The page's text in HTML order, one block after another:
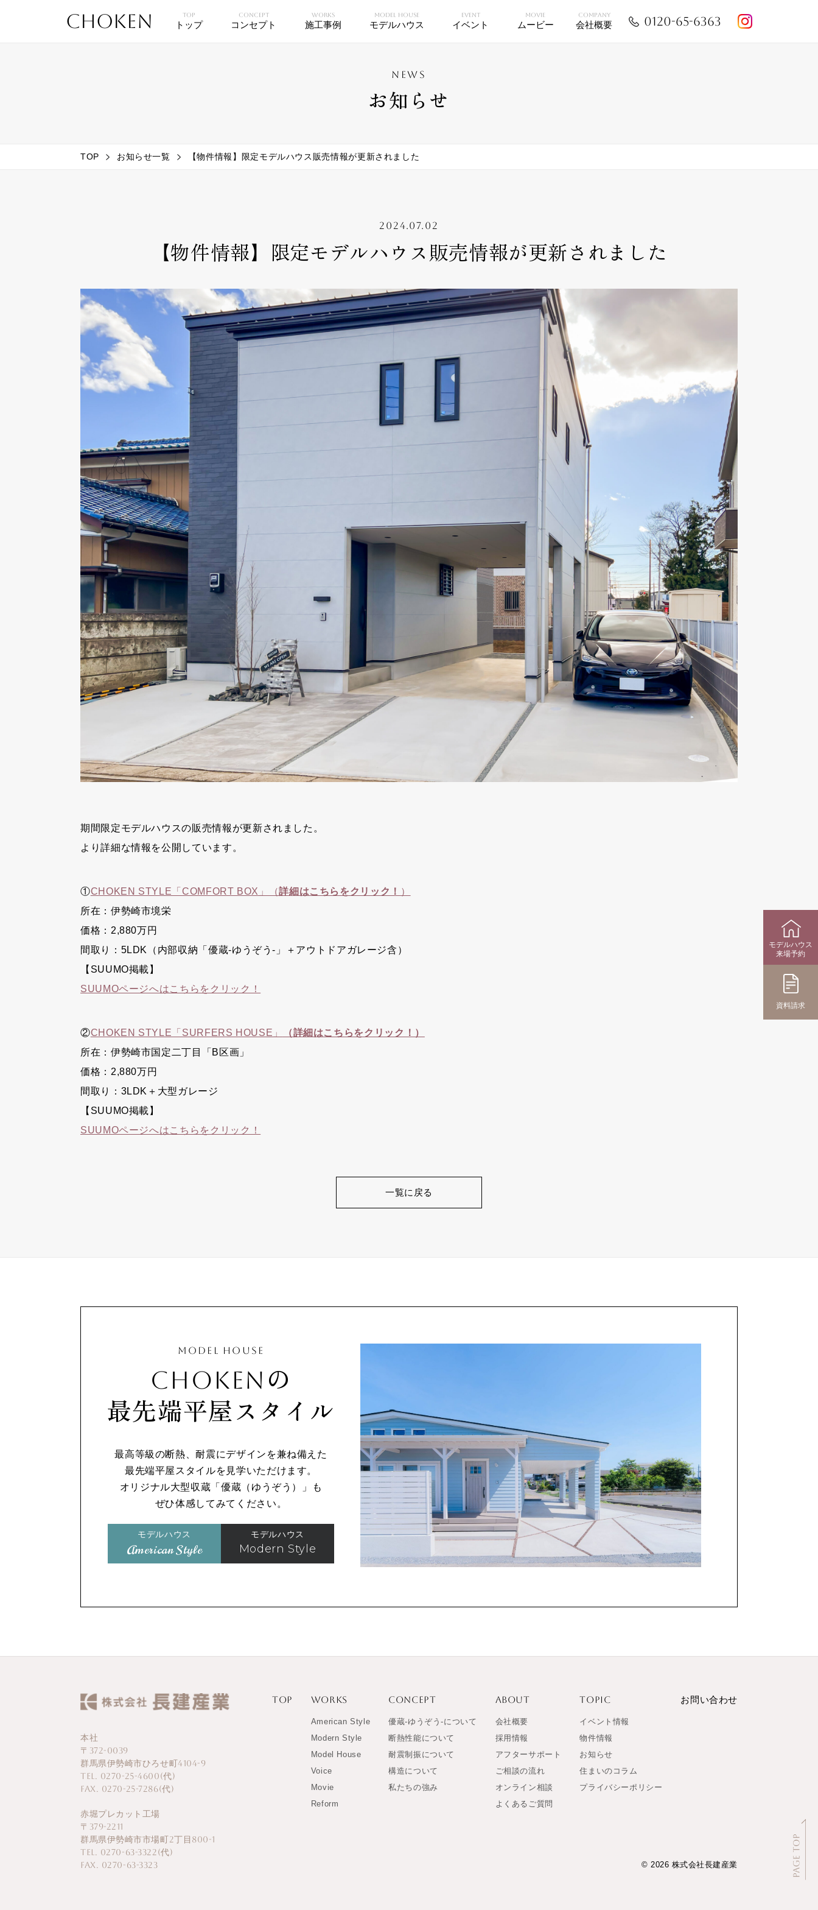
CHOKEN TOP
トップ
CONCEPT
コンセプト
WORKS
施工事例
MODEL HOUSE
モデルハウス
EVENT
イベント
MOVIE
ムービー
COMPANY
会社概要 0120-65-6363
NEWS
お知らせ
TOP お知らせ一覧 【物件情報】限定モデルハウス販売情報が更新されました
2024.07.02
【物件情報】限定モデルハウス販売情報が更新されました
期間限定モデルハウスの販売情報が更新されました。
より詳細な情報を公開しています。
①CHOKEN STYLE「COMFORT BOX」（詳細はこちらをクリック！ ）
所在：伊勢崎市境栄
価格：2,880万円
間取り：5LDK（内部収納「優蔵-ゆうぞう-」＋アウトドアガレージ含）
【SUUMO掲載】
SUUMOページへはこちらをクリック！
②CHOKEN STYLE「SURFERS HOUSE」
（詳細はこちらをクリック！）
所在：伊勢崎市国定二丁目「B区画」
価格：2,880万円
間取り：3LDK＋大型ガレージ
【SUUMO掲載】
SUUMOページへはこちらをクリック！
一覧に戻る
MODEL HOUSE
CHOKENの
最先端平屋スタイル
最高等級の断熱、耐震にデザインを兼ね備えた
最先端平屋スタイルを見学いただけます。
オリジナル大型収蔵「優蔵（ゆうぞう）」も
ぜひ体感してみてください。
モデルハウス
American Style
モデルハウス
Modern Style
モデルハウス
来場予約
資料請求
TOP WORKS
American Style
Modern Style
Model House
Voice
Movie
Reform
CONCEPT
優蔵-ゆうぞう-について
断熱性能について
耐震制振について
構造について
私たちの強み
ABOUT
会社概要
採用情報
アフターサポート
ご相談の流れ
オンライン相談
よくあるご質問
TOPIC
イベント情報
物件情報
お知らせ
住まいのコラム
プライバシーポリシー
お問い合わせ
本社
〒372-0039
群馬県伊勢崎市ひろせ町4104-9
TEL. 0270-25-4600(代)
FAX. 0270-25-7286(代)
赤堀プレカット工場
〒379-2211
群馬県伊勢崎市市場町2丁目800-1
TEL. 0270-63-3322(代)
FAX. 0270-63-3323
© 2026 株式会社長建産業